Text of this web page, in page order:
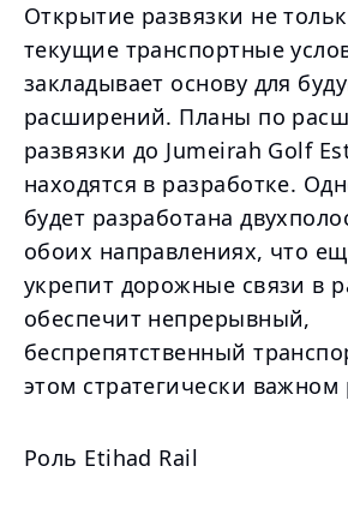
Открытие развязки не
текущие транспортные
закладывает основу для
расширений. Планы по
развязки до Jumeirah Golf
находятся в разработке.
будет разработана
обоих направлениях, что
укрепит дорожные связи в
обеспечит непрерывный,
беспрепятственный
этом стратегически важном
Роль Etihad Rail